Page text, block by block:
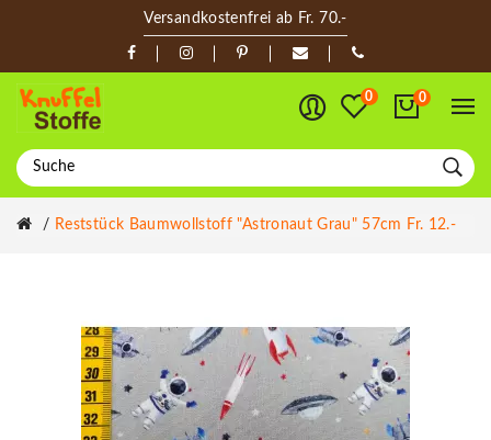
Versandkostenfrei ab Fr. 70.-
0 0
Reststück Baumwollstoff "Astronaut Grau" 57cm Fr. 12.-